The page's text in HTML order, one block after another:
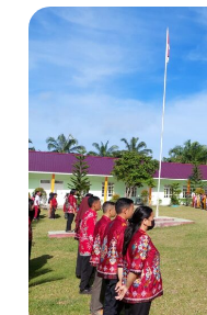
Upacara
Perayaan
serentak
di
Semua
Sekolah
Bumitama